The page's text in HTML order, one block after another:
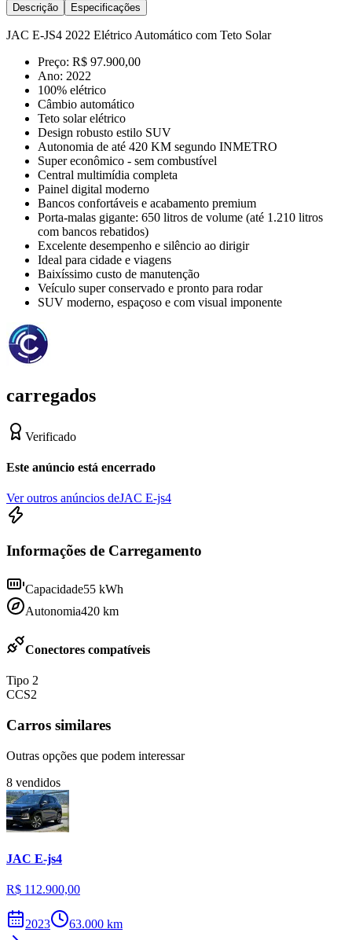
Descrição Especificações
JAC E-JS4 2022 Elétrico Automático com Teto Solar
Preço: R$ 97.900,00
Ano: 2022
100% elétrico
Câmbio automático
Teto solar elétrico
Design robusto estilo SUV
Autonomia de até 420 KM segundo INMETRO
Super econômico - sem combustível
Central multimídia completa
Painel digital moderno
Bancos confortáveis e acabamento premium
Porta-malas gigante: 650 litros de volume (até 1.210 litros
com bancos rebatidos)
Excelente desempenho e silêncio ao dirigir
Ideal para cidade e viagens
Baixíssimo custo de manutenção
Veículo super conservado e pronto para rodar
SUV moderno, espaçoso e com visual imponente
carregados
Verificado
Este anúncio está encerrado
Ver outros anúncios deJAC E-js4
Informações de Carregamento
Capacidade55 kWh
Autonomia420 km
Conectores compatíveis
Tipo 2
CCS2
Carros similares
Outras opções que podem interessar
8 vendidos
JAC E-js4
R$ 112.900,00
2023 63.000 km